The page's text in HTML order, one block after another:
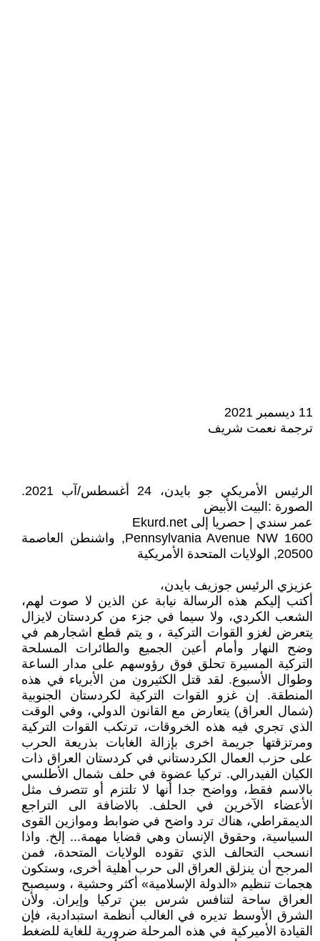
11 ديسمبر 2021
ترجمة نعمت شريف
الرئيس الأمريكي جو بايدن، 24 أغسطس/آب 2021.
الصورة :البيت الأبيض
عمر سندي | حصريا إلى Ekurd.net
1600 Pennsylvania Avenue NW, واشنطن العاصمة
20500, الولايات المتحدة الأمريكية
عزيزي الرئيس جوزيف بايدن،
أكتب إليكم هذه الرسالة نيابة عن الذين لا صوت لهم،
الشعب الكردي، ولا سيما في جزء من كردستان لايزال
يتعرض لغزو القوات التركية ، و يتم قطع اشجارهم في
وضح النهار وأمام أعين الجميع والطائرات المسلحة
التركية المسيرة تحلق فوق رؤوسهم على مدار الساعة
وطوال الأسبوع. لقد قتل الكثيرون من الأبرياء في هذه
المنطقة. إن غزو القوات التركية لكردستان الجنوبية
(شمال العراق) يتعارض مع القانون الدولي، وفي الوقت
الذي تجري فيه هذه الخروقات، ترتكب القوات التركية
ومرتزقتها جريمة اخرى بإزالة الغابات بذريعة الحرب
على حزب العمال الكردستاني في كردستان العراق ذات
الكيان الفيدرالي. تركيا عضوة في حلف شمال الأطلسي
بالاسم فقط، وواضح جدا أنها لا تلتزم أو تتصرف مثل
الأعضاء الآخرين في الحلف. بالاضافة الى التراجع
الديمقراطي، هناك ترد واضح في ضوابط وموازين القوى
السياسية، وحقوق الإنسان وهي قضايا مهمة... إلخ. واذا
انسحب التحالف الذي تقوده الولايات المتحدة، فمن
المرجح أن ينزلق العراق الى حرب أهلية أخرى، وستكون
هجمات تنظيم «الدولة الإسلامية» أكثر وحشية ، وسيصبح
العراق ساحة لتنافس شرس بين تركيا وإيران. ولأن
الشرق الأوسط تديره في الغالب أنظمة استبدادية، فإن
القيادة الأميركية في هذه المرحلة ضرورية للغاية للضغط